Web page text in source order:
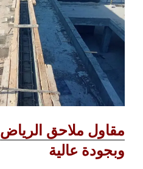
مقاول ملاحق الرياض
وبجودة عالية